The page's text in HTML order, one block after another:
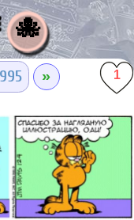
🐙
» 1